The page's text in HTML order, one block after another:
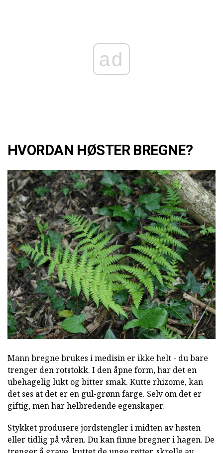
ad
HVORDAN HØSTER BREGNE?
Mann bregne brukes i medisin er ikke helt - du bare
trenger den rotstokk. I den åpne form, har det en
ubehagelig lukt og bitter smak. Kutte rhizome, kan
det ses at det er en gul-grønn farge. Selv om det er
giftig, men har helbredende egenskaper.
Stykket produsere jordstengler i midten av høsten
eller tidlig på våren. Du kan finne bregner i hagen. De